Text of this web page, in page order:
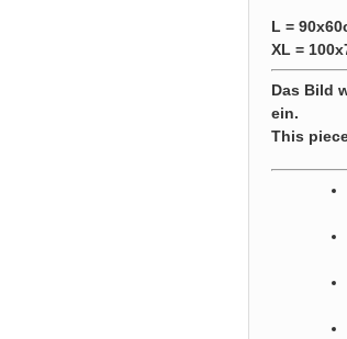
L =
XL =
Das Bild
ein.
This